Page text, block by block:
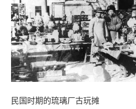
民国时期的琉璃厂古玩摊